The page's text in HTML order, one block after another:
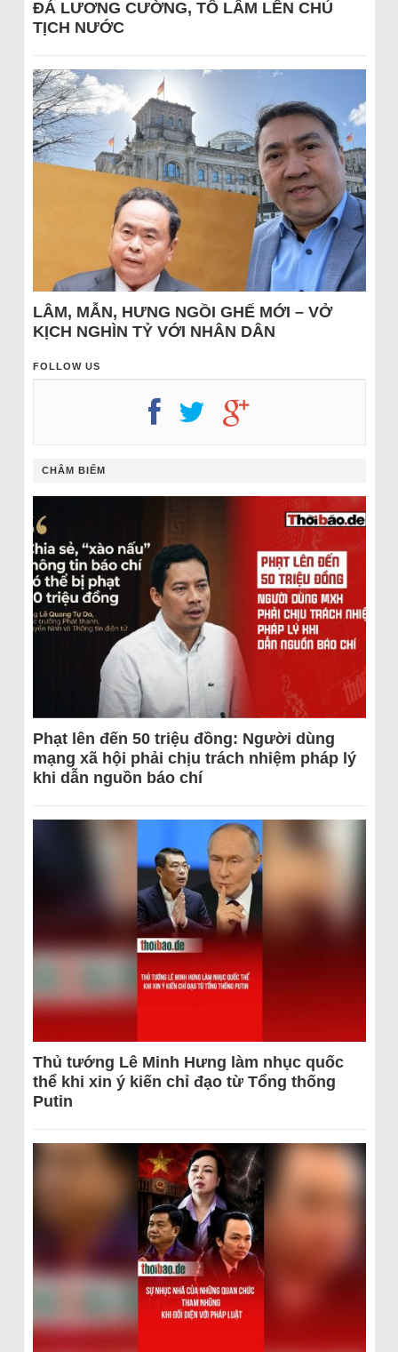
ĐÁ LƯƠNG CƯỜNG, TÔ LÂM LÊN CHỦ
TỊCH NƯỚC
LÂM, MẪN, HƯNG NGỒI GHẾ MỚI – VỞ
KỊCH NGHÌN TỶ VỚI NHÂN DÂN
FOLLOW US
CHÂM BIẾM
Phạt lên đến 50 triệu đồng: Người dùng
mạng xã hội phải chịu trách nhiệm pháp lý
khi dẫn nguồn báo chí
Thủ tướng Lê Minh Hưng làm nhục quốc
thể khi xin ý kiến chỉ đạo từ Tổng thống
Putin